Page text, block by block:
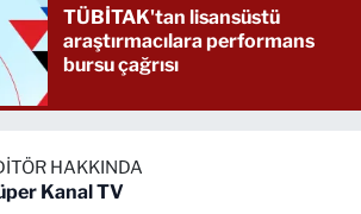
TÜBİTAK'tan lisansüstü
araştırmacılara performans
bursu çağrısı
HAKKINDA
Kanal TV